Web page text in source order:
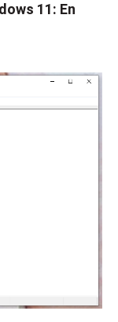
11: En